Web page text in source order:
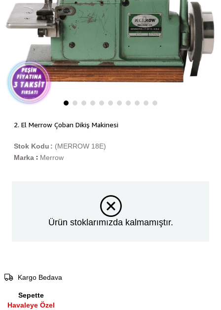
2. El Merrow Çoban Dikiş Makinesi
(MERROW 18E)
Stok Kodu
Marka : Merrow
Ürün stoklarımızda kalmamıştır.
Kargo Bedava
Sepette
Havaleye Özel